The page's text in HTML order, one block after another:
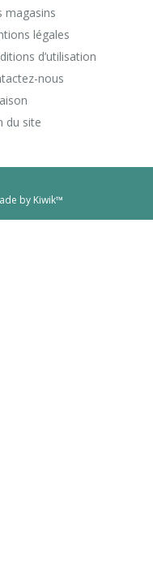
magasins
légales
d’utilisation
nous
du site
by Kiwik™